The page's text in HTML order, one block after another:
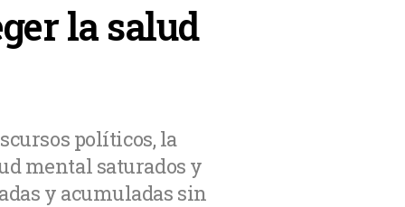
MÉDICOS
la salud
políticos, la
mental saturados y
y acumuladas sin